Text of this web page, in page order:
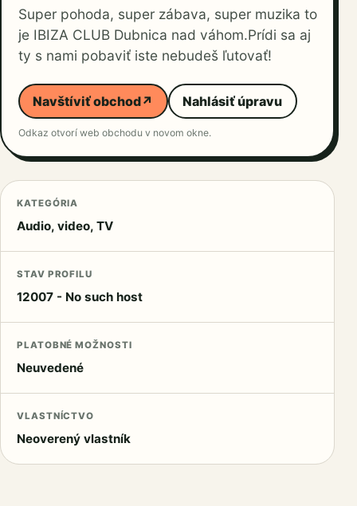
Super pohoda, super zábava, super muzika to
je IBIZA CLUB Dubnica nad váhom.Prídi sa aj
ty s nami pobaviť iste nebudeš ľutovať!
Navštíviť obchod↗ Nahlásiť úpravu
Odkaz otvorí web obchodu v novom okne.
KATEGÓRIA
Audio, video, TV
STAV PROFILU
12007 - No such host
PLATOBNÉ MOŽNOSTI
Neuvedené
VLASTNÍCTVO
Neoverený vlastník